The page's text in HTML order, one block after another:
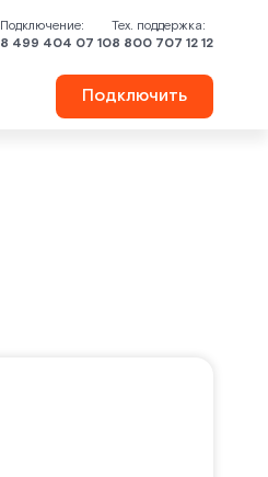
Подключение:
8 499 404 07 10
Тех. поддержка:
8 800 707 12 12
Подключить